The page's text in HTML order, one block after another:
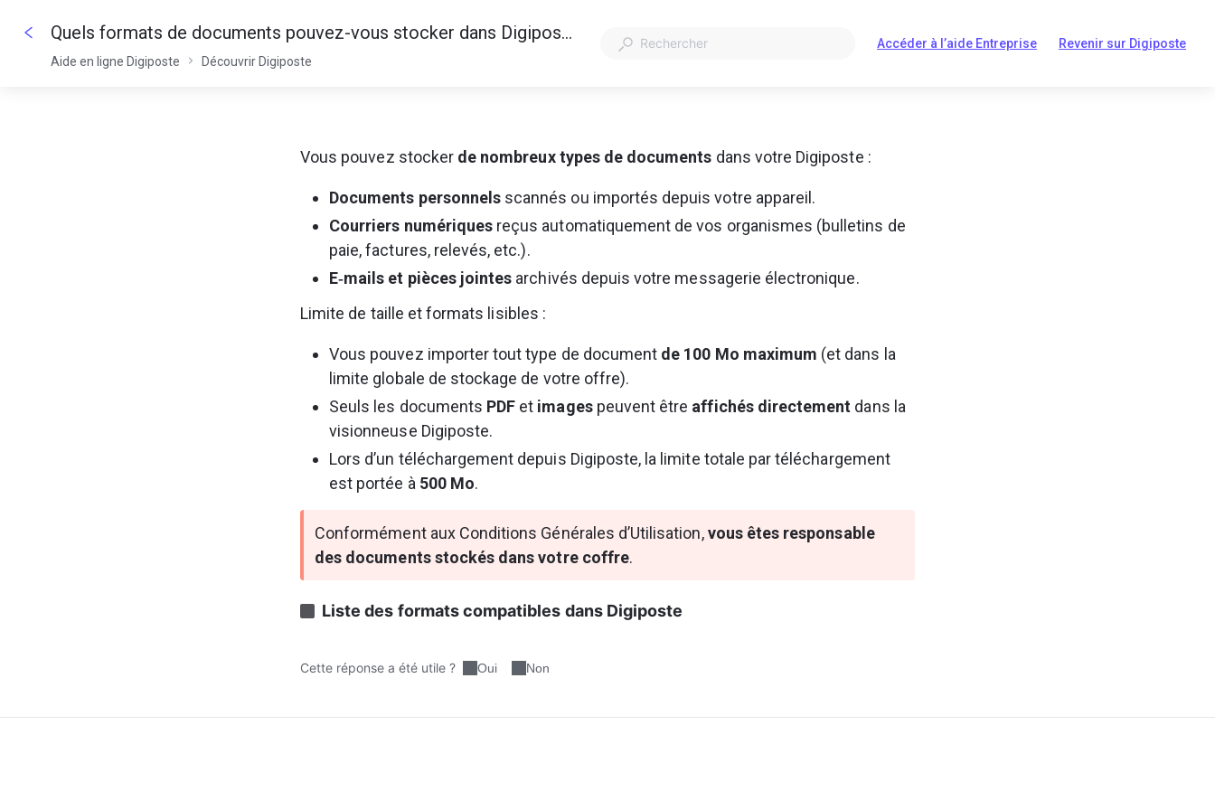
Quels formats de documents pouvez-vous stocker dans Digiposte ?
Aide en ligne Digiposte Découvrir Digiposte
Accéder à l’aide Entreprise
S'ouvre
Revenir sur Digiposte
S'ouvre
Vous pouvez stocker de nombreux types de documents dans votre Digiposte :
Documents personnels scannés ou importés depuis votre appareil.
Courriers numériques reçus automatiquement de vos organismes (bulletins de
paie, factures, relevés, etc.).
E‑mails et pièces jointes archivés depuis votre messagerie électronique.
Limite de taille et formats lisibles :
Vous pouvez importer tout type de document de 100 Mo maximum (et dans la
limite globale de stockage de votre offre).
Seuls les documents PDF et images peuvent être affichés directement dans la
visionneuse Digiposte.
Lors d’un téléchargement depuis Digiposte, la limite totale par téléchargement
est portée à 500 Mo.
Conformément aux Conditions Générales d’Utilisation, vous êtes responsable
des documents stockés dans votre coffre.
Liste des formats compatibles dans Digiposte
Cette réponse a été utile ? Oui Non